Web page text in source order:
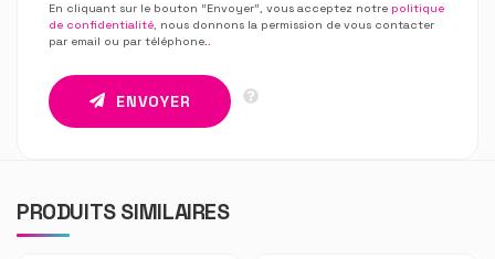
En cliquant sur le bouton “Envoyer”, vous acceptez notre politique
de confidentialité, nous donnons la permission de vous contacter
par email ou par téléphone..
ENVOYER
PRODUITS SIMILAIRES